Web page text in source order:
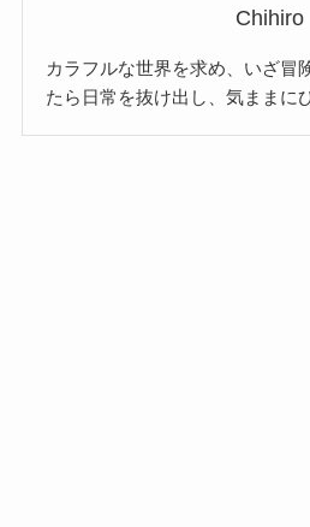
Chihiro
カラフルな世界を求め、いざ冒
たら日常を抜け出し、気ままに